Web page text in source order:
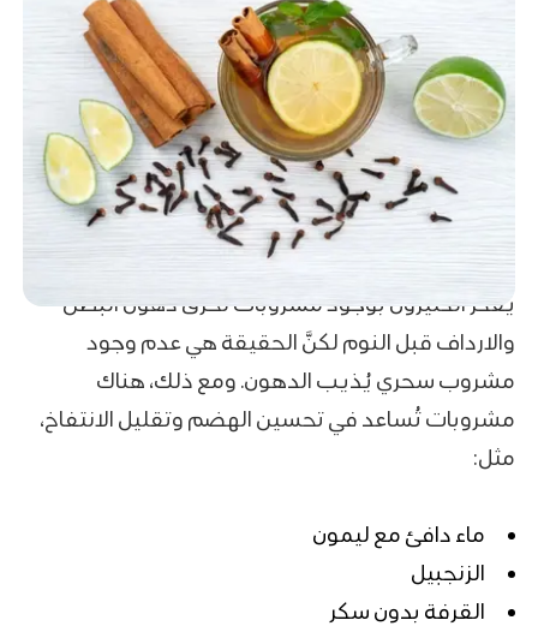
يفكّر الكثيرون بوجود مشروبات لحرق دهون البطن
والارداف قبل النوم لكنَّ الحقيقة هي عدم وجود
مشروب سحري يُذيب الدهون. ومع ذلك، هناك
مشروبات تُساعد في تحسين الهضم وتقليل الانتفاخ،
مثل:
ماء دافئ مع ليمون
الزنجبيل
القرفة بدون سكر